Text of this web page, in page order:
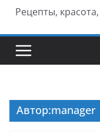
Рецепты,
Автор:manager